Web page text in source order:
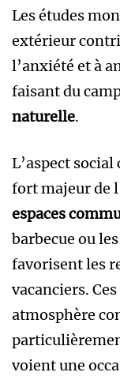
Les études
extérieur
l’anxiété et à
faisant du
naturelle.
L’aspect
fort majeur de
espaces
barbecue ou
favorisent les
vacanciers.
atmosphère
voient une